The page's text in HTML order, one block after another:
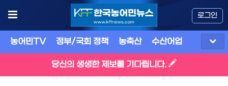
로그인
농어민TV 정부/국회 정책 농축산 수산어업
당신의 생생한 제보를 기다립니다.